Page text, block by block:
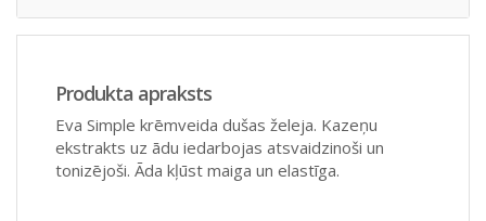
Produkta apraksts
Eva Simple krēmveida dušas želeja. Kazeņu
ekstrakts uz ādu iedarbojas atsvaidzinoši un
tonizējoši. Āda kļūst maiga un elastīga.